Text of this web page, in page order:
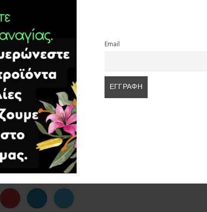
Email
της τεχνολογίας.Εμείς προσπαθούμε να
την ψυχική μας ωφέλεια.Τα μηνύματα του
δημιουργοί.Οι ερωτοαπαντήσεις εδώ
που θα ακούσετε στο βίντεο τις ακούμε με άλλες
η κατάκριση δεν απουσιάζει ποτέ.Τι πρέπει
και φυσικά δεν έχουν σχέση οι απαντήσεις μου
και πρέπει να τα συμμαζέψουμε.